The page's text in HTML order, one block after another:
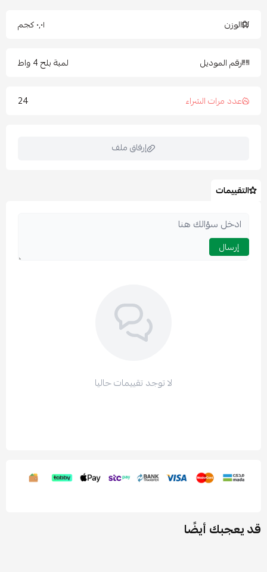
الوزن ٠٫٠١ كجم
رقم الموديل لمبة بلح 4 واط
عدد مرات الشراء 24
إرفاق ملف
التقييمات
إرسال
لا توجد تقييمات حاليا
قد يعجبك أيضًا